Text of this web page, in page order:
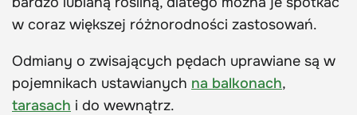
w coraz większej różnorodności zastosowań.
Odmiany o zwisających pędach uprawiane są w
pojemnikach ustawianych na balkonach,
tarasach i do wewnątrz.